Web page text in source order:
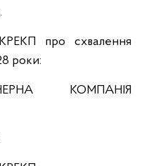
про схвалення
роки:
КОМПАНІЯ